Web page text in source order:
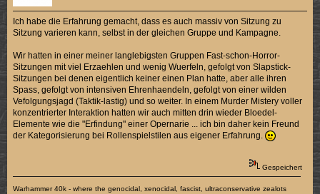
Ich habe die Erfahrung gemacht, dass es auch massiv von Sitzung zu
Sitzung varieren kann, selbst in der gleichen Gruppe und Kampagne.
Wir hatten in einer meiner langlebigsten Gruppen Fast-schon-Horror-
Sitzungen mit viel Erzaehlen und wenig Wuerfeln, gefolgt von Slapstick-
Sitzungen bei denen eigentlich keiner einen Plan hatte, aber alle ihren
Spass, gefolgt von intensiven Ehrenhaendeln, gefolgt von einer wilden
Vefolgungsjagd (Taktik-lastig) und so weiter. In einem Murder Mistery voller
konzentrierter Interaktion hatten wir auch mitten drin wieder Bloedel-
Elemente wie die "Erfindung" einer Opernarie ... ich bin daher kein Freund
der Kategorisierung bei Rollenspielstilen aus eigener Erfahrung.
Gespeichert
Warhammer 40k - where the genocidal, xenocidal, fascist, ultraconservative zealots